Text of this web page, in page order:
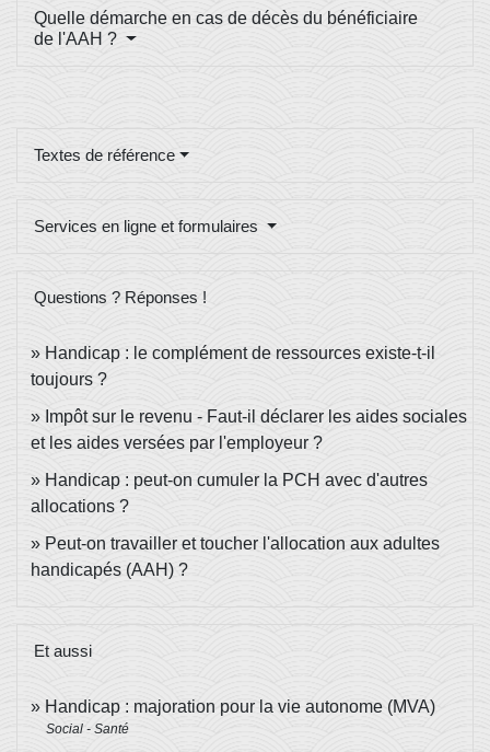
Quelle démarche en cas de décès du bénéficiaire
de l'AAH ?
Textes de référence
Services en ligne et formulaires
Questions ? Réponses !
Handicap : le complément de ressources existe-t-il
toujours ?
Impôt sur le revenu - Faut-il déclarer les aides sociales
et les aides versées par l'employeur ?
Handicap : peut-on cumuler la PCH avec d'autres
allocations ?
Peut-on travailler et toucher l'allocation aux adultes
handicapés (AAH) ?
Et aussi
Handicap : majoration pour la vie autonome (MVA)
Social - Santé